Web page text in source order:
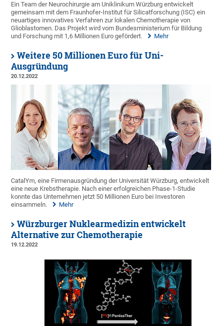
Ein Team der Neurochirurgie am Uniklinikum Würzburg entwickelt
gemeinsam mit dem Fraunhofer-Institut für Silicatforschung (ISC) ein
neuartiges innovatives Verfahren zur lokalen Chemotherapie von
Glioblastomen. Das Projekt wird vom Bundesministerium für Bildung
und Forschung mit 1,6 Millionen Euro gefördert.
Mehr
Weitere 50 Millionen Euro für Uni-
Ausgründung
20.12.2022
CatalYm, eine Firmenausgründung der Universität Würzburg, entwickelt
eine neue Krebstherapie. Nach einer erfolgreichen Phase-1-Studie
konnte das Unternehmen jetzt 50 Millionen Euro bei Investoren
einsammeln.
Mehr
Würzburger Nuklearmedizin entwickelt
Alternative zur Chemotherapie
19.12.2022